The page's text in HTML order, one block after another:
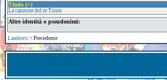
Titolo (+)
La canzone del re Triste
Altre identità o pseudonimi:
Lamberti < Precedente